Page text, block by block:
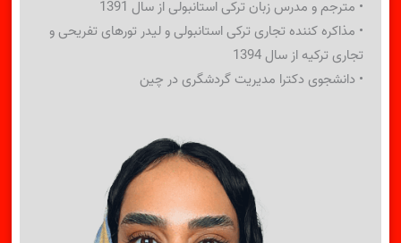
• مترجم و مدرس زبان ترکی استانبولی از سال 1391
• مذاکره کننده تجاری ترکی استانبولی و لیدر تورهای تفریحی و
تجاری ترکیه از سال 1394
• دانشجوی دکترا مدیریت گردشگری در چین